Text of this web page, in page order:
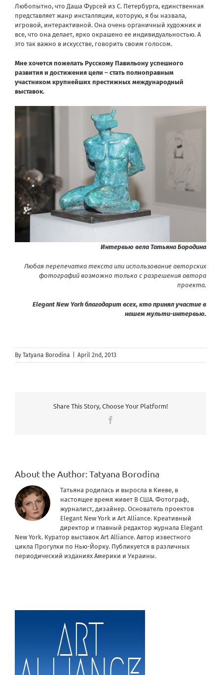
Любопытно, что Даша Фурсей из С. Петербурга, единственная
представляет жанр инсталляции, которую, я бы назвала,
игровой, интерактивной. Она очень органичный художник и
все, что она делает, ярко окрашено ее индивидуальностью. А
это так важно в искусстве, говорить своим голосом.
Мне хочется пожелать Русскому Павильону успешного
развития и достижения цели – стать полноправным
участником крупнейших престижных международный
выставок.
Интервью вела Татьяна Бородина
Любая перепечатка текста или использование авторских
фотографий возможно только с разрешения автора
проекта.
Elegant New Yorkблагодарит всех, кто принял участие в
нашем мульти-интервью.
By Tatyana Borodina April 2nd, 2013
Share This Story, Choose Your Platform!
About the Author:Tatyana Borodina
Татьяна родилась и выросла в Киеве, в
настоящее время живет В США. Фотограф,
журналист, дизайнер. Основатель проектов
Elegant New York и Art Alliance. Креативный
директор и главный редактор журнала Elegant
New York. Куратор выставок Art Alliance. Автор известного
цикла Прогулки по Нью-Йорку. Публикуется в различных
периодический изданиях Америки и Украины.